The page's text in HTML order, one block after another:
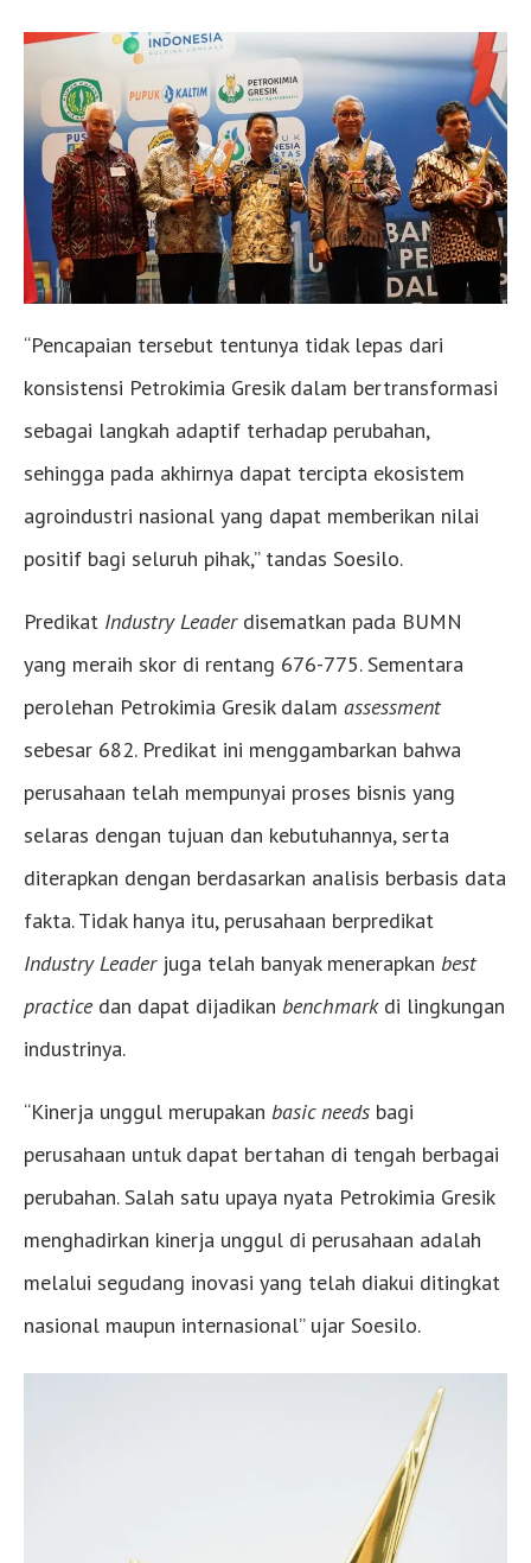
“Pencapaian tersebut tentunya tidak lepas dari
konsistensi Petrokimia Gresik dalam bertransformasi
sebagai langkah adaptif terhadap perubahan,
sehingga pada akhirnya dapat tercipta ekosistem
agroindustri nasional yang dapat memberikan nilai
positif bagi seluruh pihak,” tandas Soesilo.
Predikat Industry Leaderdisematkan pada BUMN
yang meraih skor di rentang 676-775. Sementara
perolehan Petrokimia Gresik dalam assessment
sebesar 682. Predikat ini menggambarkan bahwa
perusahaan telah mempunyai proses bisnis yang
selaras dengan tujuan dan kebutuhannya, serta
diterapkan dengan berdasarkan analisis berbasis data
fakta. Tidak hanya itu, perusahaan berpredikat
Industry Leaderjuga telah banyak menerapkan best
practice dan dapat dijadikan benchmarkdi lingkungan
industrinya.
“Kinerja unggul merupakan basic needs bagi
perusahaan untuk dapat bertahan di tengah berbagai
perubahan. Salah satu upaya nyata Petrokimia Gresik
menghadirkan kinerja unggul di perusahaan adalah
melalui segudang inovasi yang telah diakui ditingkat
nasional maupun internasional” ujar Soesilo.